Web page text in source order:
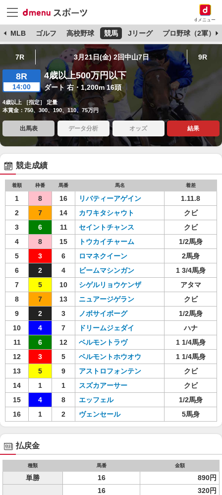
dメニュー
MLB ゴルフ 高校野球 競馬 Jリーグ プロ野球（2軍）
7R 3月21日(金) 2回中山7日 9R
8R
14:00
4歳以上500万円以下
ダート 右・1,200m 16頭
4歳以上 ［指定］ 定量
本賞金：750、300、190、110、75万円
出馬表 データ分析 オッズ 結果
競走成績
着順 枠番 馬番 馬名 着差
1 8 16 リバティーアゲイン
1.11.8
2
7 14 カワキタシャウト
クビ
3
6 11 セイントチャンス
クビ
4
8 15 トウカイチャーム
1/2馬身
5
3 6 ロマネクイーン
2馬身
6
2 4 ビームマシンガン
1 3/4馬身
7
5 10 シゲルリョウケンザ
アタマ
8
7 13 ニュアージゲラン
クビ
9
2 3 ノボサイボーグ
1/2馬身
10
4 7 ドリームジェダイ
ハナ
11
6 12 ベルモントラヴ
1 1/4馬身
12
3 5 ベルモントホウオウ
1 1/4馬身
13
5 9 アストロフォンテン
クビ
14
1 1 スズカアーサー
クビ
15
4 8 エッフェル
1/2馬身
16
1 2 ヴェンセール 5馬身
払戻金
種類 馬番 金額
単勝 16 890円
16
320円